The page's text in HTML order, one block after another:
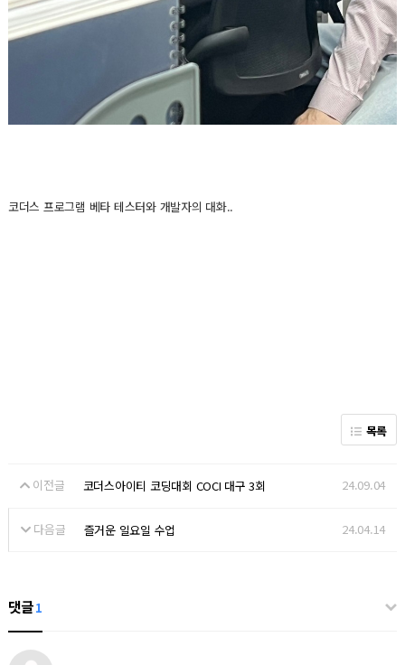
코더스 프로그램 베타 테스터와 개발자의 대화..
목록
이전글 코더스아이티 코딩대회 COCI 대구 3회 24.09.04
다음글 즐거운 일요일 수업 24.04.14
댓글1